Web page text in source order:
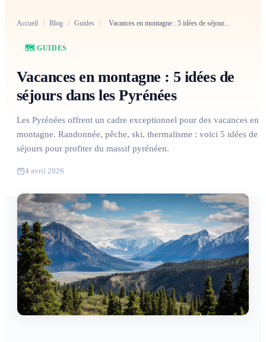
Accueil / Blog / Guides / Vacances en montagne : 5 idées de séjour...
🗺️ GUIDES
Vacances en montagne : 5 idées de
séjours dans les Pyrénées
Les Pyrénées offrent un cadre exceptionnel pour des vacances en
montagne. Randonnée, pêche, ski, thermalisme : voici 5 idées de
séjours pour profiter du massif pyrénéen.
4 avril 2026